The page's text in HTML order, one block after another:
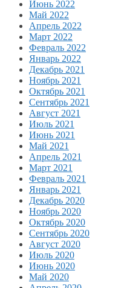
Июнь 2022
Май 2022
Апрель 2022
Март 2022
Февраль 2022
Январь 2022
Декабрь 2021
Ноябрь 2021
Октябрь 2021
Сентябрь 2021
Август 2021
Июль 2021
Июнь 2021
Май 2021
Апрель 2021
Март 2021
Февраль 2021
Январь 2021
Декабрь 2020
Ноябрь 2020
Октябрь 2020
Сентябрь 2020
Август 2020
Июль 2020
Июнь 2020
Май 2020